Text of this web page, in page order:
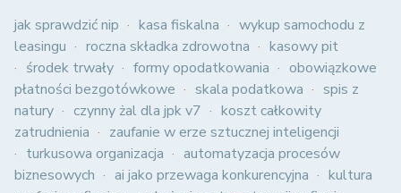
jak sprawdzić nip kasa fiskalna
wykup samochodu z
leasingu
roczna składka zdrowotna
kasowy pit
środek trwały
formy opodatkowania
obowiązkowe
płatności bezgotówkowe
skala podatkowa
spis z
natury
czynny żal dla jpk v7
koszt całkowity
zatrudnienia
zaufanie w erze sztucznej inteligencji
turkusowa organizacja
automatyzacja procesów
biznesowych
ai jako przewaga konkurencyjna
kultura